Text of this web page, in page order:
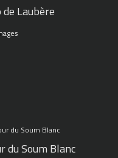
de Laubère
du Soum Blanc